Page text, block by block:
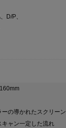
D/P、
ーの導かれたスクリーン
キャン一定した流れ